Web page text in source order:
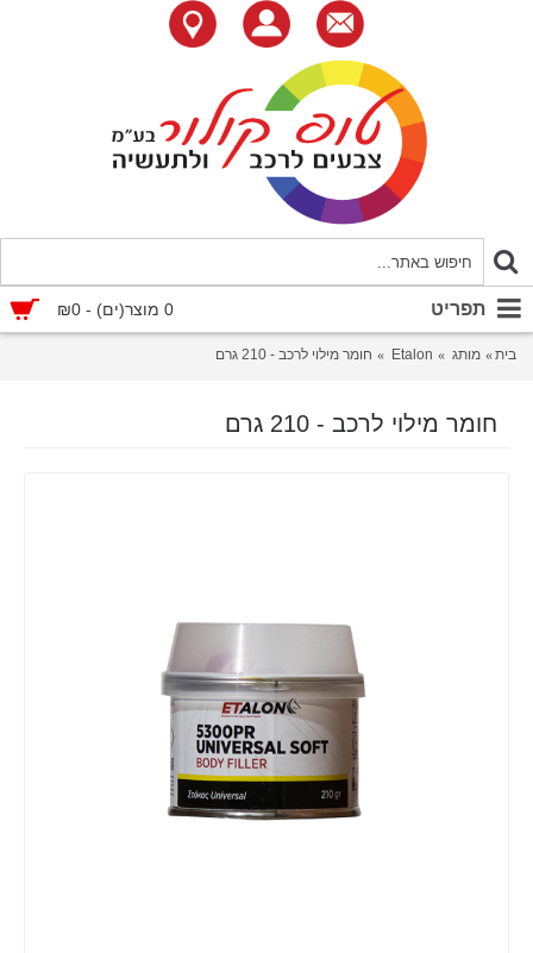
0 מוצר(ים) - ₪0 תפריט
בית מותג Etalon חומר מילוי לרכב - 210 גרם
חומר מילוי לרכב - 210 גרם